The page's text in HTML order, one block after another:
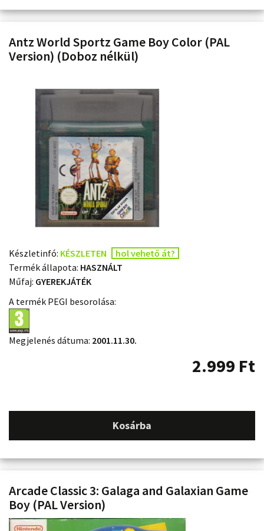
Antz World Sportz Game Boy Color (PAL
Version) (Doboz nélkül)
Készletinfó: KÉSZLETEN
hol vehető át?
Termék állapota: HASZNÁLT
Műfaj: GYEREKJÁTÉK
A termék PEGI besorolása:
Megjelenés dátuma: 2001.11.30.
2.999 Ft
Kosárba
Arcade Classic 3: Galaga and Galaxian Game
Boy (PAL Version)